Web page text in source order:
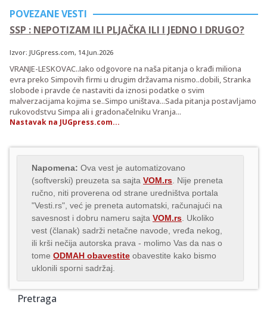
POVEZANE VESTI
SSP : NEPOTIZAM ILI PLJAČKA ILI I JEDNO I DRUGO?
Izvor: JUGpress.com, 14.Jun.2026
VRANJE-LESKOVAC..Iako odgovore na naša pitanja o krađi miliona
evra preko Simpovih firmi u drugim državama nismo..dobili, Stranka
slobode i pravde će nastaviti da iznosi podatke o svim
malverzacijama kojima se..Simpo uništava...Sada pitanja postavljamo
rukovodstvu Simpa ali i gradonačelniku Vranja...
Nastavak na JUGpress.com...
Napomena: Ova vest je automatizovano
(softverski) preuzeta sa sajta VOM.rs . Nije preneta
ručno, niti proverena od strane uredništva portala
"Vesti.rs", već je preneta automatski, računajući na
savesnost i dobru nameru sajta VOM.rs . Ukoliko
vest (članak) sadrži netačne navode, vređa nekog,
ili krši nečija autorska prava - molimo Vas da nas o
tome ODMAH obavestite obavestite kako bismo
uklonili sporni sadržaj.
Pretraga